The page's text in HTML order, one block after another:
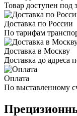
Товар доступен под
Доставка по России
По тарифам
Доставка в Москву
Доставка до адреса
Оплата
По выставленному